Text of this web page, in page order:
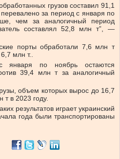
грузов составил 91,1
за период с января по
чем за аналогичный период
составлял 52,8 млн т”, —
порты обработали 7,6 млн т
млн т..
по ноябрь остаются
39,4 млн т за аналогичный
объем которых вырос до 16,7
т в 2023 году.
результатов играет украинский
года были транспортированы